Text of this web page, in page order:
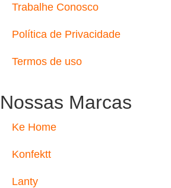
Trabalhe Conosco
Política de Privacidade
Termos de uso
Nossas Marcas
Ke Home
Konfektt
Lanty